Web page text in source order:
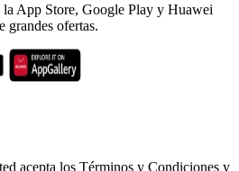
la App Store, Google Play y Huawei
grandes ofertas.
acepta los Términos y Condiciones y